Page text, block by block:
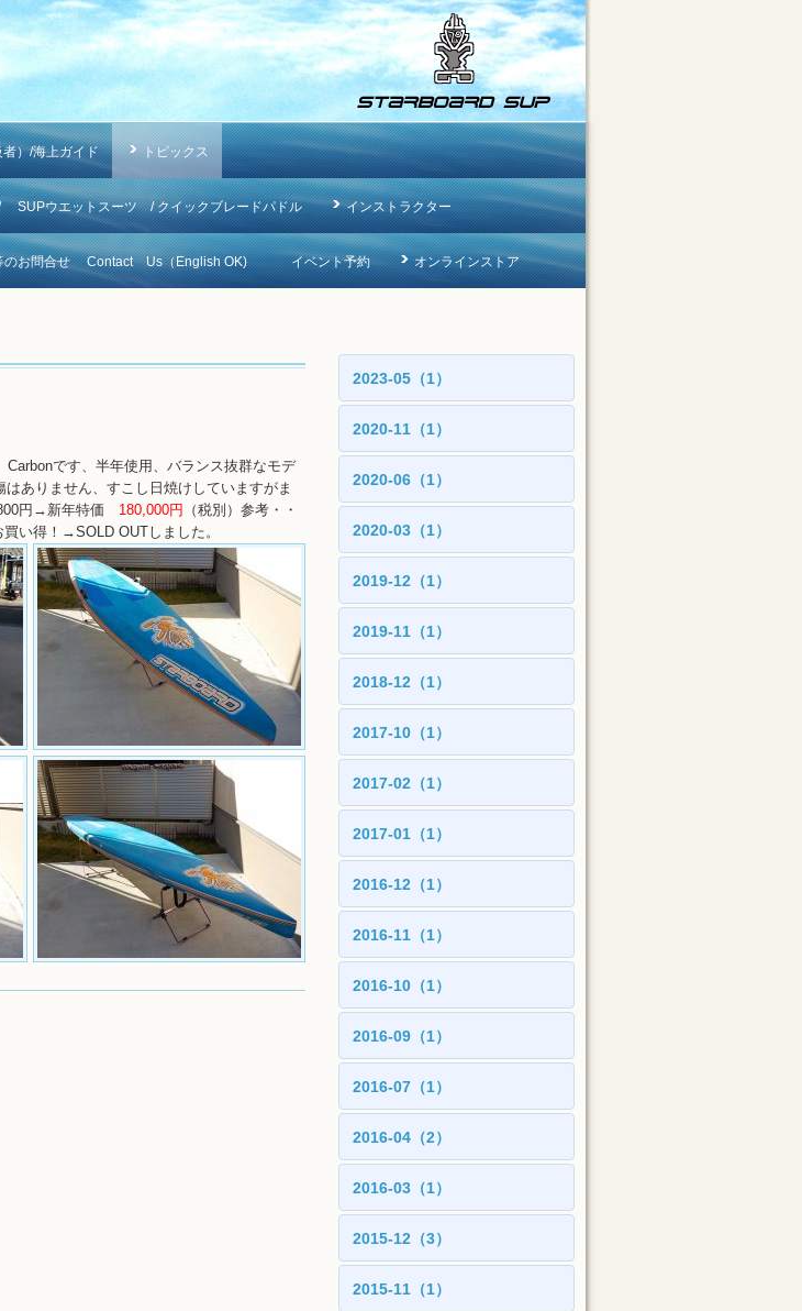
）/海上ガイド トピックス
ウエットスーツ / クイックブレードパドル インストラクター
のお問合せ Contact Us（English OK) イベント予約 オンラインストア
です、半年使用、バランス抜群なモデ
ありません、すこし日焼けしていますがま
円→新年特価 180,000円
（税別）参考・・
い得！→SOLD OUTしました。
2023-05（1）
2020-11（1）
2020-06（1）
2020-03（1）
2019-12（1）
2019-11（1）
2018-12（1）
2017-10（1）
2017-02（1）
2017-01（1）
2016-12（1）
2016-11（1）
2016-10（1）
2016-09（1）
2016-07（1）
2016-04（2）
2016-03（1）
2015-12（3）
2015-11（1）